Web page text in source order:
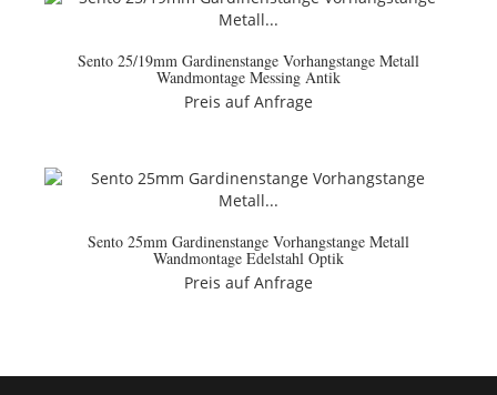
Sento 25/19mm Gardinenstange Vorhangstange Metall
Wandmontage Messing Antik
Preis auf Anfrage
Sento 25mm Gardinenstange Vorhangstange Metall
Wandmontage Edelstahl Optik
Preis auf Anfrage